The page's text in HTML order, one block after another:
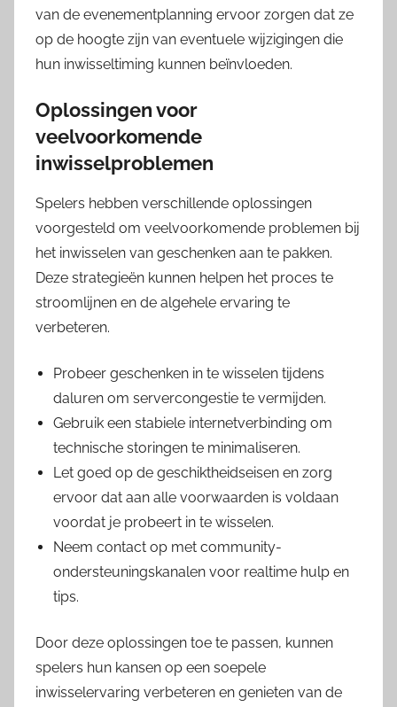
van de evenementplanning ervoor zorgen dat ze
op de hoogte zijn van eventuele wijzigingen die
hun inwisseltiming kunnen beïnvloeden.
Oplossingen voor
veelvoorkomende
inwisselproblemen
Spelers hebben verschillende oplossingen
voorgesteld om veelvoorkomende problemen bij
het inwisselen van geschenken aan te pakken.
Deze strategieën kunnen helpen het proces te
stroomlijnen en de algehele ervaring te
verbeteren.
Probeer geschenken in te wisselen tijdens
daluren om servercongestie te vermijden.
Gebruik een stabiele internetverbinding om
technische storingen te minimaliseren.
Let goed op de geschiktheidseisen en zorg
ervoor dat aan alle voorwaarden is voldaan
voordat je probeert in te wisselen.
Neem contact op met community-
ondersteuningskanalen voor realtime hulp en
tips.
Door deze oplossingen toe te passen, kunnen
spelers hun kansen op een soepele
inwisselervaring verbeteren en genieten van de